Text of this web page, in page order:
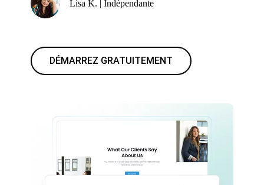
Lisa K. | Indépendante
DÉMARREZ GRATUITEMENT